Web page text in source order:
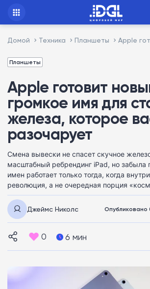
Домой Техника Планшеты Apple
Планшеты
Apple готовит
громкое имя для
железа, которое
разочарует
Смена вывески не спасет скучное
масштабный ребрендинг iPad, но забыла
имен работает только тогда, когда
революция, а не очередная порция
Джеймс Николс Опубликовано
0 6 мин